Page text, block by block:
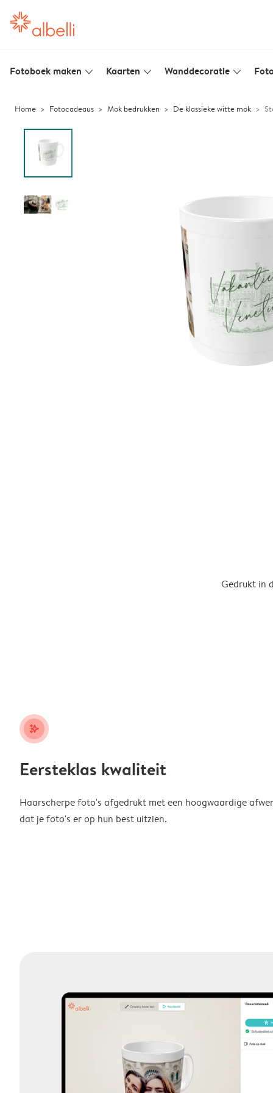
Fotoboek maken slim_arrow_down Kaarten slim_arrow_down Wanddecoratie slim_arrow_down
Home Fotocadeaus Mok bedrukken De klassieke witte mok
Gedrukt in
stars_plus
Eersteklas kwaliteit
Haarscherpe foto's afgedrukt met een hoogwaardige
dat je foto's er op hun best uitzien.